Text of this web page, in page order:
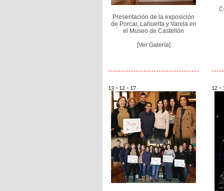
Presentación de la exposición
de Porcar, Lahuerta y Varela en
el Museo de Castellón
[Ver Galería]
13 - 12 - 17 12 -